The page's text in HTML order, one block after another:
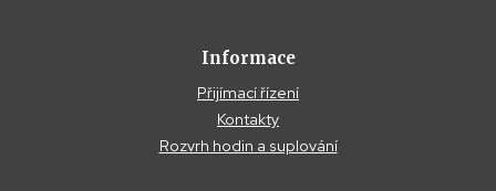
Informace
Přijímací řízení
Kontakty
Rozvrh hodin a suplování